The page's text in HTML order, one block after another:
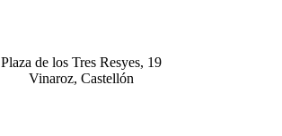
Plaza de los Tres Resyes, 19
Vinaroz, Castellón